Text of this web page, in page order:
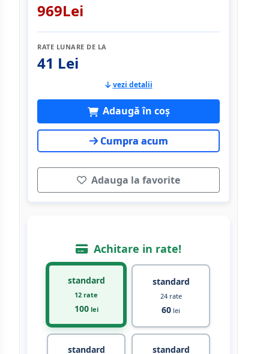
969Lei
RATE LUNARE DE LA
41 Lei
vezi detalii
Adaugă în coș
Cumpra acum
Adauga la favorite
Achitare in rate!
standard
12 rate
100lei
standard
24 rate
60 lei
standard standard